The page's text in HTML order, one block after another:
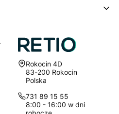
Adres:
Rokocin 4D
83-200 Rokocin
Polska
731 89 15 55
8:00 - 16:00 w dni